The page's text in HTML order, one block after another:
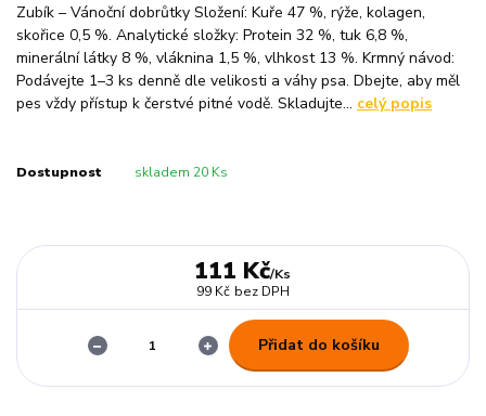
Zubík – Vánoční dobrůtky Složení: Kuře 47 %, rýže, kolagen,
skořice 0,5 %. Analytické složky: Protein 32 %, tuk 6,8 %,
minerální látky 8 %, vláknina 1,5 %, vlhkost 13 %. Krmný návod:
Podávejte 1–3 ks denně dle velikosti a váhy psa. Dbejte, aby měl
pes vždy přístup k čerstvé pitné vodě. Skladujte... celý popis
Dostupnost skladem 20 Ks
111 Kč/Ks
99 Kč bez DPH
Přidat do košíku